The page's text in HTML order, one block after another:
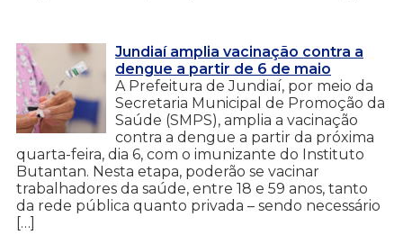
Jundiaí amplia vacinação contra a
dengue a partir de 6 de maio
A Prefeitura de Jundiaí, por meio da
Secretaria Municipal de Promoção da
Saúde (SMPS), amplia a vacinação
contra a dengue a partir da próxima
quarta-feira, dia 6, com o imunizante do Instituto
Butantan. Nesta etapa, poderão se vacinar
trabalhadores da saúde, entre 18 e 59 anos, tanto
da rede pública quanto privada – sendo necessário
[…]